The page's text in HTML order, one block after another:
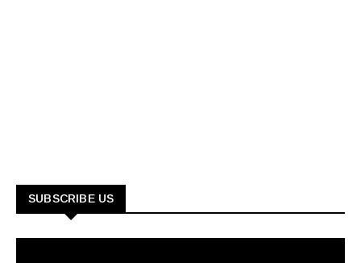
SUBSCRIBE US